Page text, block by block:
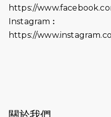
生，
2025-06-06
《為你
38張門
2025-03-21
https://
Instagram︰
https://